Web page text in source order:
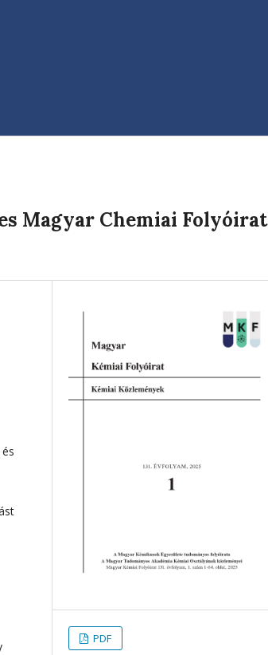
Magyar Chemiai Folyóirat
PDF